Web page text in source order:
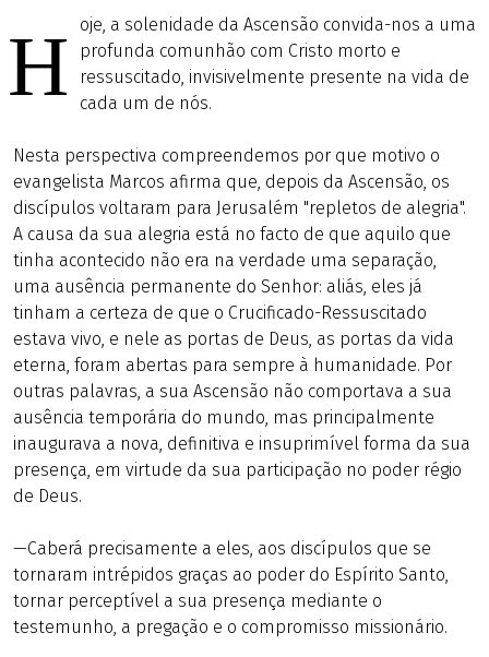
H
oje, a solenidade da Ascensão convida-nos a uma
profunda comunhão com Cristo morto e
ressuscitado, invisivelmente presente na vida de
cada um de nós.
Nesta perspectiva compreendemos por que motivo o
evangelista Marcos afirma que, depois da Ascensão, os
discípulos voltaram para Jerusalém "repletos de alegria".
A causa da sua alegria está no facto de que aquilo que
tinha acontecido não era na verdade uma separação,
uma ausência permanente do Senhor: aliás, eles já
tinham a certeza de que o Crucificado-Ressuscitado
estava vivo, e nele as portas de Deus, as portas da vida
eterna, foram abertas para sempre à humanidade. Por
outras palavras, a sua Ascensão não comportava a sua
ausência temporária do mundo, mas principalmente
inaugurava a nova, definitiva e insuprimível forma da sua
presença, em virtude da sua participação no poder régio
de Deus.
—Caberá precisamente a eles, aos discípulos que se
tornaram intrépidos graças ao poder do Espírito Santo,
tornar perceptível a sua presença mediante o
testemunho, a pregação e o compromisso missionário.